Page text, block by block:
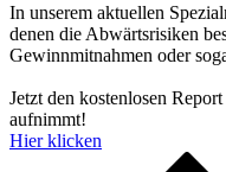
In unserem aktuellen
denen die Abwärtsrisiken
Gewinnmitnahmen oder
Jetzt den kostenlosen
aufnimmt!
Hier klicken